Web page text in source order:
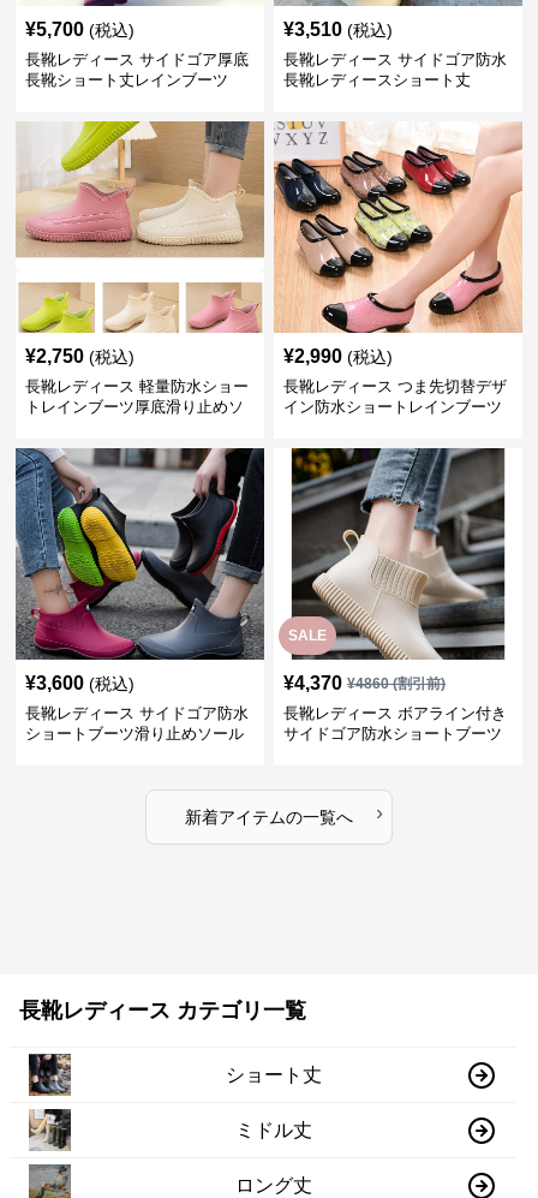
¥5,700 (税込)
長靴レディース サイドゴア厚底
長靴ショート丈レインブーツ
¥3,510 (税込)
長靴レディース サイドゴア防水
長靴レディースショート丈
¥2,750 (税込)
長靴レディース 軽量防水ショー
トレインブーツ厚底滑り止めソ
¥2,990 (税込)
長靴レディース つま先切替デザ
イン防水ショートレインブーツ
¥3,600 (税込)
長靴レディース サイドゴア防水
ショートブーツ滑り止めソール
SALE
¥4,370 ¥4860(割引前)
長靴レディース ボアライン付き
サイドゴア防水ショートブーツ
新着アイテムの一覧へ ›
長靴レディース カテゴリ一覧
ショート丈
ミドル丈
ロング丈